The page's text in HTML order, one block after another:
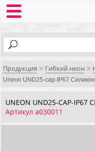
Продукция > Гибкий неон >
Uneon UND25-cap-IP67
UNEON UND25-CAP-
Артикул a030011